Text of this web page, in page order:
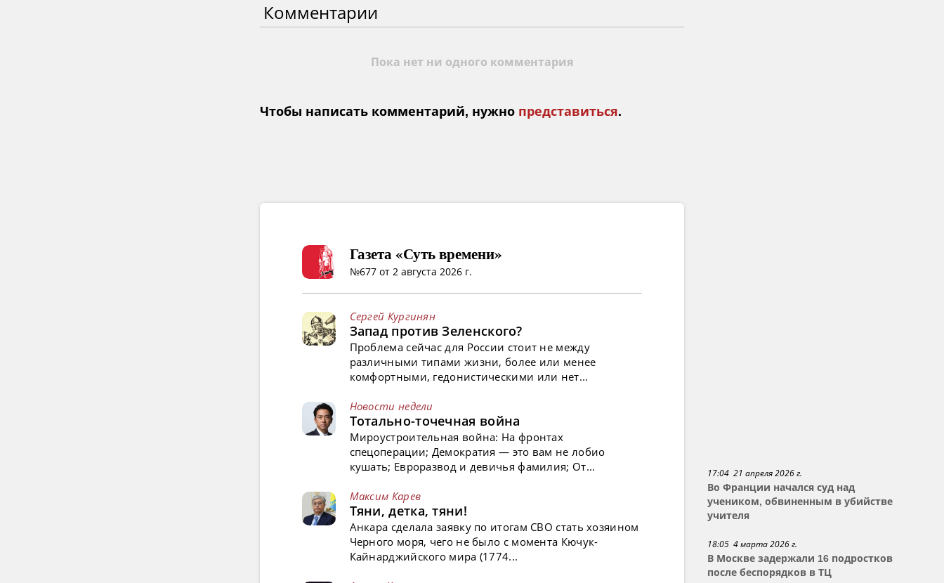
Комментарии
Пока нет ни одного комментария
Чтобы написать комментарий, нужно представиться.
17:04 21 апреля 2026 г.
Во Франции начался суд над
учеником, обвиненным в убийстве
учителя
18:05 4 марта 2026 г.
В Москве задержали 16 подростков
после беспорядков в ТЦ
Газета «Суть времени»
№677 от 2 августа 2026 г.
Сергей Кургинян
Запад против Зеленского?
Проблема сейчас для России стоит не между
различными типами жизни, более или менее
комфортными, гедонистическими или нет...
Новости недели
Тотально-точечная война
Мироустроительная война: На фронтах
спецоперации; Демократия — это вам не лобио
кушать; Евроразвод и девичья фамилия; От...
Максим Карев
Тяни, детка, тяни!
Анкара сделала заявку по итогам СВО стать хозяином
Черного моря, чего не было с момента Кючук-
Кайнарджийского мира (1774...